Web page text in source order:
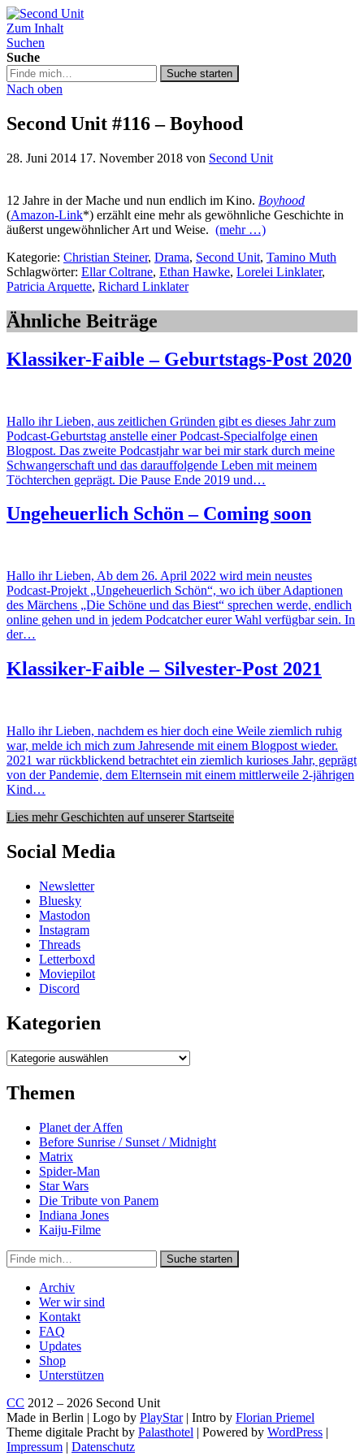
Second Unit
Zum Inhalt
Suchen
Suche
Suche
in
podcast.de/
Suche starten
Nach oben
Second Unit #116 – Boyhood
28. Juni 2014 17. November 2018 von Second Unit
12 Jahre in der Mache und nun endlich im Kino. Boyhood
(Amazon-Link*) erzählt eine mehr als gewöhnliche Geschichte in
äußerst ungewöhnlicher Art und Weise. (mehr …)
Kategorie: Christian Steiner, Drama, Second Unit, Tamino Muth
Schlagwörter: Ellar Coltrane, Ethan Hawke, Lorelei Linklater,
Patricia Arquette, Richard Linklater
Ähnliche Beiträge
Klassiker-Faible – Geburtstags-Post 2020
Hallo ihr Lieben, aus zeitlichen Gründen gibt es dieses Jahr zum
Podcast-Geburtstag anstelle einer Podcast-Specialfolge einen
Blogpost. Das zweite Podcastjahr war bei mir stark durch meine
Schwangerschaft und das darauffolgende Leben mit meinem
Töchterchen geprägt. Die Pause Ende 2019 und…
Ungeheuerlich Schön – Coming soon
Hallo ihr Lieben, Ab dem 26. April 2022 wird mein neustes
Podcast-Projekt „Ungeheuerlich Schön“, wo ich über Adaptionen
des Märchens „Die Schöne und das Biest“ sprechen werde, endlich
online gehen und in jedem Podcatcher eurer Wahl verfügbar sein. In
der…
Klassiker-Faible – Silvester-Post 2021
Hallo ihr Lieben, nachdem es hier doch eine Weile ziemlich ruhig
war, melde ich mich zum Jahresende mit einem Blogpost wieder.
2021 war rückblickend betrachtet ein ziemlich kurioses Jahr, geprägt
von der Pandemie, dem Elternsein mit einem mittlerweile 2-jährigen
Kind…
Lies mehr Geschichten auf unserer Startseite
Social Media
Newsletter
Bluesky
Mastodon
Instagram
Threads
Letterboxd
Moviepilot
Discord
Kategorien
Kategorien
Themen
Planet der Affen
Before Sunrise / Sunset / Midnight
Matrix
Spider-Man
Star Wars
Die Tribute von Panem
Indiana Jones
Kaiju-Filme
Suche
in
https://secondunit-
podcast.de/
Suche starten
Archiv
Wer wir sind
Kontakt
FAQ
Updates
Shop
Unterstützen
CC 2012 – 2026 Second Unit
Made in Berlin | Logo by PlayStar| Intro by Florian Priemel
Theme digitale Pracht by Palasthotel | Powered by WordPress |
Impressum | Datenschutz